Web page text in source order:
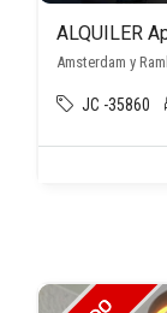
Amsterdam y
JC -35860